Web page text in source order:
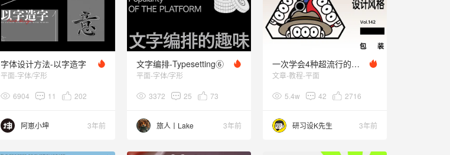
字体设计方法-以字造字
平面-字体/字形
6904 11 202
阿崽小坤 3年前
文字编排-Typesetting⑥
平面-字体/字形
3372 25 73
旅人丨Lake 3年前
一次学会4种超流行的设计风格
文章-教程-平面
5.4w 42 2716
研习设K先生 3年前